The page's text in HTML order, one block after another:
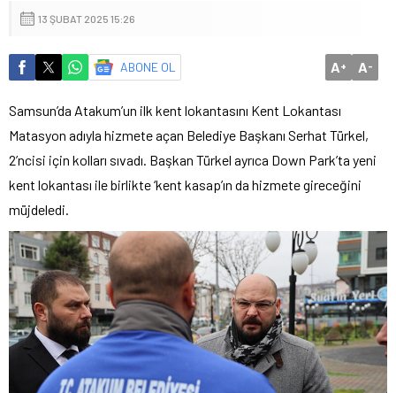
13 ŞUBAT 2025 15:26
ABONE OL A+ A-
Samsun’da Atakum’un ilk kent lokantasını Kent Lokantası
Matasyon adıyla hizmete açan Belediye Başkanı Serhat Türkel,
2’ncisi için kolları sıvadı. Başkan Türkel ayrıca Down Park’ta yeni
kent lokantası ile birlikte ‘kent kasap’ın da hizmete gireceğini
müjdeledi.